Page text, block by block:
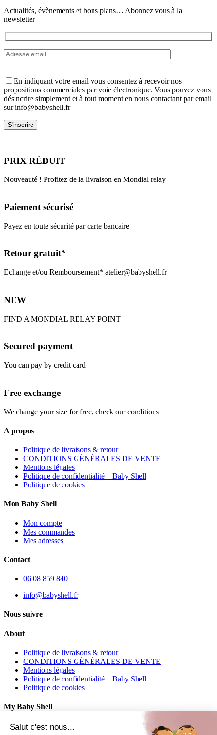
page
du
Actualités, évènements et bons plans… Abonnez vous à la
newsletter
En indiquant votre email vous consentez à recevoir nos
propositions commerciales par voie électronique. Vous pouvez vous
désincrire simplement et à tout moment en nous contactant par email
sur info@babyshell.fr
PRIX RÉDUIT
Nouveauté ! Profitez de la livraison en Mondial relay
Paiement sécurisé
Payez en toute sécurité par carte bancaire
Retour gratuit*
Echange et/ou Remboursement* atelier@babyshell.fr
NEW
FIND A MONDIAL RELAY POINT
Secured payment
You can pay by credit card
Free exchange
We change your size for free, check our conditions
A propos
Politique de livraisons & retour
CONDITIONS GÉNÉRALES DE VENTE
Mentions légales
Politique de confidentialité – Baby Shell
Politique de cookies
Mon Baby Shell
Mon compte
Mes commandes
Mes adresses
Contact
06 08 859 840
info@babyshell.fr
Nous suivre
About
Politique de livraisons & retour
CONDITIONS GÉNÉRALES DE VENTE
Mentions légales
Politique de confidentialité – Baby Shell
Politique de cookies
My Baby Shell
Mon compte
Salut c'est nous...